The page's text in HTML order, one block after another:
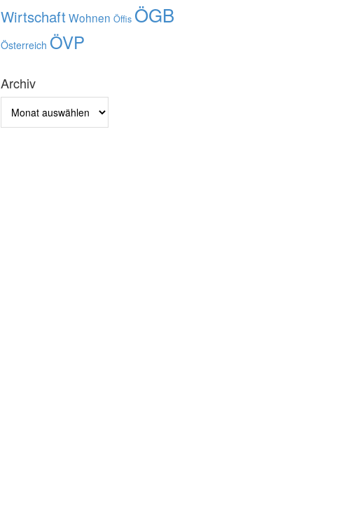
WirtschaftWohnen Öffis ÖGB
Österreich ÖVP
Archiv